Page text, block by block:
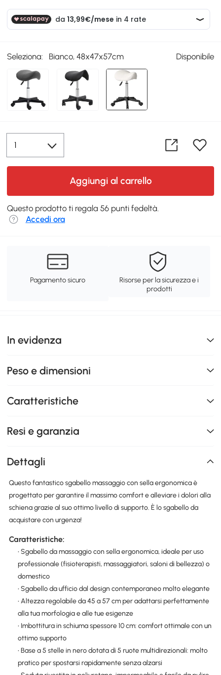
Seleziona: Bianco, 48x47x57cm Disponibile
Aggiungi al carrello
Questo prodotto ti regala 56 punti fedeltà.
Accedi ora
Pagamento sicuro
Risorse per la sicurezza e i
prodotti
In evidenza
Peso e dimensioni
Caratteristiche
Resi e garanzia
Dettagli
Questo fantastico sgabello massaggio con sella ergonomica è
progettato per garantire il massimo comfort e alleviare i dolori alla
schiena grazie al suo ottimo livello di supporto. È lo sgabello da
acquistare con urgenza!
Caratteristiche:
• Sgabello da massaggio con sella ergonomica, ideale per uso
professionale (fisioterapisti, massaggiatori, saloni di bellezza) o
domestico
• Sgabello da ufficio dal design contemporaneo molto elegante
• Altezza regolabile da 45 a 57 cm per adattarsi perfettamente
alla tua morfologia e alle tue esigenze
• Imbottitura in schiuma spessore 10 cm: comfort ottimale con un
ottimo supporto
• Base a 5 stelle in nero dotata di 5 ruote multidirezionali: molto
pratico per spostarsi rapidamente senza alzarsi